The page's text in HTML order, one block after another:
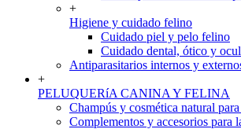
+
Higiene y cuidado felino
Cuidado piel y pelo felino
Cuidado dental, ótico y
Antiparasitarios internos y
+
PELUQUERíA CANINA Y FELINA
Champús y cosmética natural
Complementos y accesorios para